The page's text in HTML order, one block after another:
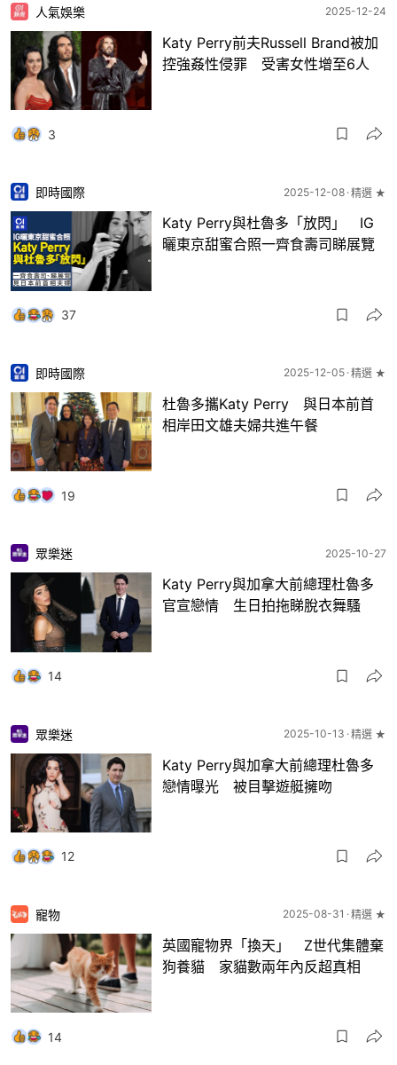
人氣娛樂 2025-12-24
Katy Perry前夫Russell Brand被加
控強姦性侵罪 受害女性增至6人
3
即時國際 2025-12-08 精選 ★
Katy Perry與杜魯多「放閃」 IG
曬東京甜蜜合照一齊食壽司睇展覽
37
即時國際 2025-12-05 精選 ★
杜魯多攜Katy Perry 與日本前首
相岸田文雄夫婦共進午餐
19
眾樂迷 2025-10-27
Katy Perry與加拿大前總理杜魯多
官宣戀情 生日拍拖睇脫衣舞騷
14
眾樂迷 2025-10-13 精選 ★
Katy Perry與加拿大前總理杜魯多
戀情曝光 被目擊遊艇擁吻
12
寵物 2025-08-31 精選 ★
英國寵物界「換天」 Z世代集體棄
狗養貓 家貓數兩年內反超真相
14